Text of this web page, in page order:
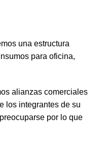
una estructura
para oficina,
alianzas comerciales
los integrantes de su
por lo que